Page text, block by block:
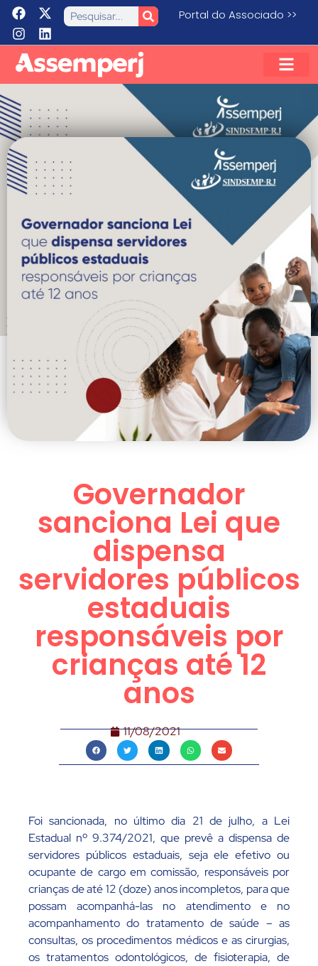
Portal do Associado >>
Governador
sanciona Lei que
dispensa
servidores públicos
estaduais
responsáveis por
crianças até 12
anos
11/08/2021
Foi sancionada, no último dia 21 de julho, a Lei
Estadual nº 9.374/2021, que prevê a dispensa de
servidores públicos estaduais, seja ele efetivo ou
ocupante de cargo em comissão, responsáveis por
crianças de até 12 (doze) anos incompletos, para que
possam acompanhá-las no atendimento e no
acompanhamento do tratamento de saúde – as
consultas, os procedimentos médicos e as cirurgias,
os tratamentos odontológicos, de fisioterapia, de